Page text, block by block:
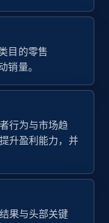
Initial
and more.
目的零售
销量。
行为与市场趋
升盈利能力，并
果与头部关键